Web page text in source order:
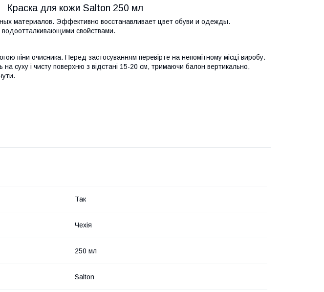
Краска для кожи Salton 250 мл
материалов. Эффективно восстанавливает цвет обуви и одежды.
свойствами.
піни очисника. Перед застосуванням перевірте на непомітному місці виробу.
на суху і чисту поверхню з відстані 15-20 см, тримаючи балон вертикально,
Так
Чехія
250 мл
Salton